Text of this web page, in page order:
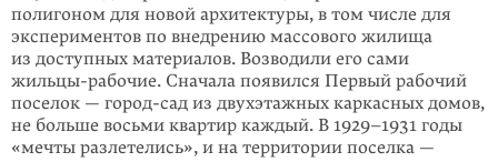
полигоном для новой архитектуры, в том числе для
экспериментов по внедрению массового жилища
из доступных материалов. Возводили его сами
жильцы-рабочие. Сначала появился Первый рабочий
поселок — город-сад из двухэтажных каркасных домов,
не больше восьми квартир каждый. В 1929–1931 годы
«мечты разлете­лись», и на территории поселка —